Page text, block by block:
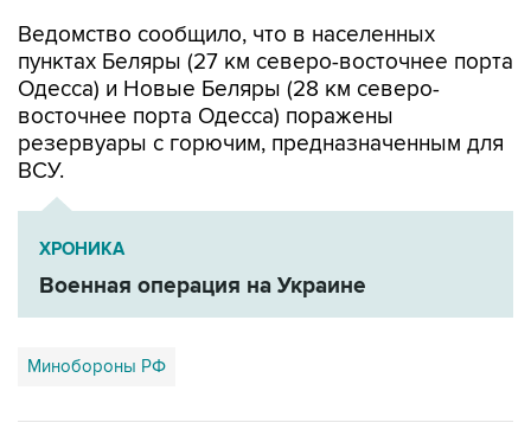
Одесса) и Новые Беляры (28 км северо-
восточнее порта Одесса) поражены
резервуары с горючим, предназначенным для
ВСУ.
ХРОНИКА
Военная операция на Украине
Минобороны РФ